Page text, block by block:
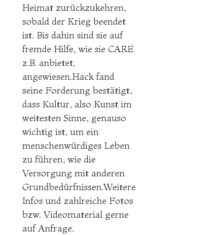
Heimat zurückzukehren,
sobald der Krieg beendet
ist. Bis dahin sind sie auf
fremde Hilfe, wie sie CARE
z.B. anbietet,
angewiesen.Hack fand
seine Forderung bestätigt,
dass Kultur, also Kunst im
weitesten Sinne, genauso
wichtig ist, um ein
menschenwürdiges Leben
zu führen, wie die
Versorgung mit anderen
Grundbedürfnissen.Weitere
Infos und zahlreiche Fotos
bzw. Videomaterial gerne
auf Anfrage.